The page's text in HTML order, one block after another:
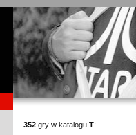
352 gry w katalogu T: